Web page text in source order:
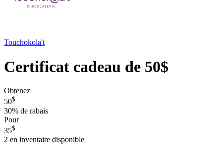
Touchokola't
Certificat cadeau de 50$
Obtenez
50$
30% de rabais
Pour
35$
2 en inventaire disponible